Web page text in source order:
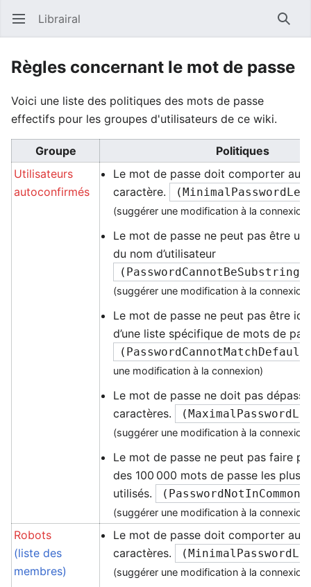
Ouvrir le menu principal Librairal
Règles concernant le mot de passe
Voici une liste des politiques des mots de passe
effectifs pour les groupes d'utilisateurs de ce wiki.
Groupe
Politiques
Utilisateurs
autoconfirmés
Le mot de passe doit comporter au
caractère.
(
(suggérer une modification à la connexion)
Le mot de passe ne peut pas être
du nom d’utilisateur
(
(suggérer une modification à la connexion)
Le mot de passe ne peut pas être
d’une liste spécifique de mots de
(
une modification à la connexion)
Le mot de passe ne doit pas
caractères.
(
(suggérer une modification à la connexion)
Le mot de passe ne peut pas faire
des 100 000 mots de passe les plus
utilisés.
(
(suggérer une modification à la connexion)
Robots
(liste des
membres)
Le mot de passe doit comporter au
caractères.
(
(suggérer une modification à la connexion)